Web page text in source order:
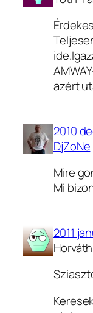
azért
2010
DjZoNe
Mire
Mi
2011